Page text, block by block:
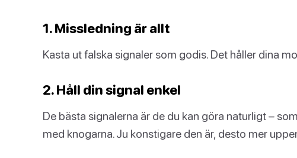
1. Missledning är allt
Kasta ut falska signaler som godis. Det håller dina
2. Håll din signal enkel
De bästa signalerna är de du kan göra naturligt –
med knogarna. Ju konstigare den är, desto mer